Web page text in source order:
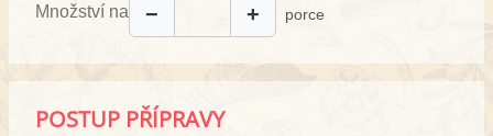
Množství na − + porce
POSTUP PŘÍPRAVY